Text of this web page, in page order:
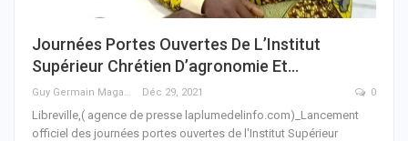
Journées Portes Ouvertes De L’Institut
Supérieur Chrétien D’agronomie Et…
Guy Germain Maganga Nziengui Déc 29, 2021 0
Libreville,( agence de presse laplumedelinfo.com)_Lancement
officiel des journées portes ouvertes de l'Institut Supérieur